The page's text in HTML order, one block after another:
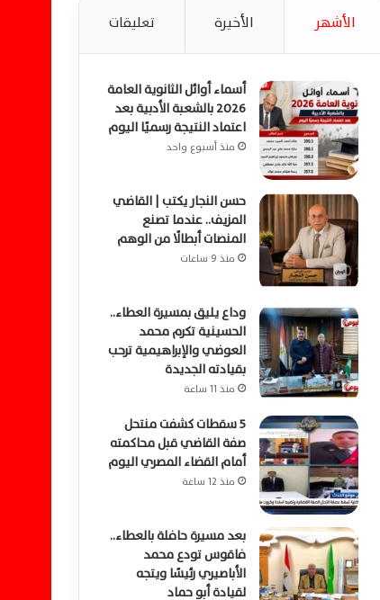
الأشهر الأخيرة تعليقات
أسماء أوائل الثانوية العامة
2026 بالشعبة الأدبية بعد
اعتماد النتيجة رسميًا اليوم
منذ أسبوع واحد
حسن النجار يكتب | القاضي
المزيف.. عندما تصنع
المنصات أبطالًا من الوهم
منذ 9 ساعات
وداع يليق بمسيرة العطاء..
الحسينية تكرم محمد
العوضي والإبراهيمية ترحب
بقيادته الجديدة
منذ 11 ساعة
5 سقطات كشفت منتحل
صفة القاضي قبل محاكمته
أمام القضاء المصري اليوم
منذ 12 ساعة
بعد مسيرة حافلة بالعطاء..
فاقوس تودع محمد
الأباصيري رئيسًا ويتجه
لقيادة أبو حماد